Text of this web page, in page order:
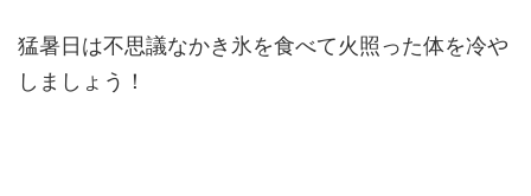
猛暑日は不思議なかき氷を食べて火照った体を冷や
しましょう！